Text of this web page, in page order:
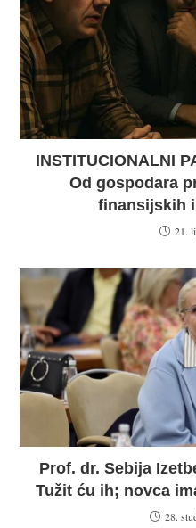
INSTITUCIONALNI
Od gospodara
finansijskih
21.
Prof. dr. Sebija
Tužit ću ih; novca
28.